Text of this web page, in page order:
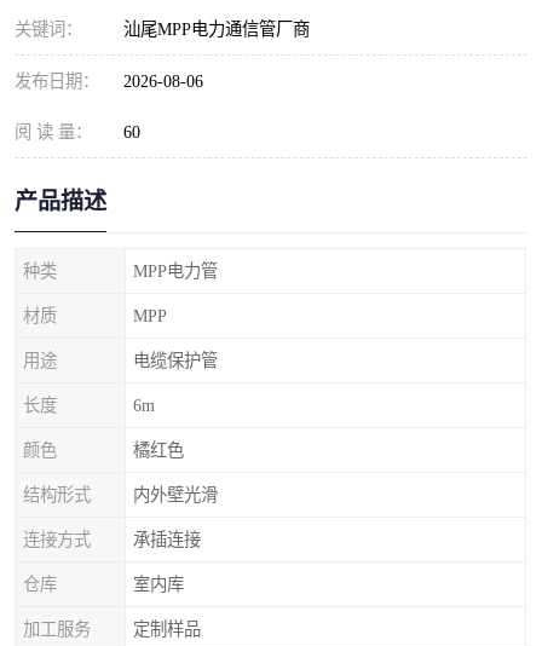
关键词： 汕尾MPP电力通信管厂商
发布日期： 2026-08-06
阅 读 量： 60
产品描述
种类 MPP电力管
材质 MPP
用途 电缆保护管
长度 6m
颜色 橘红色
结构形式 内外壁光滑
连接方式 承插连接
仓库 室内库
加工服务 定制样品